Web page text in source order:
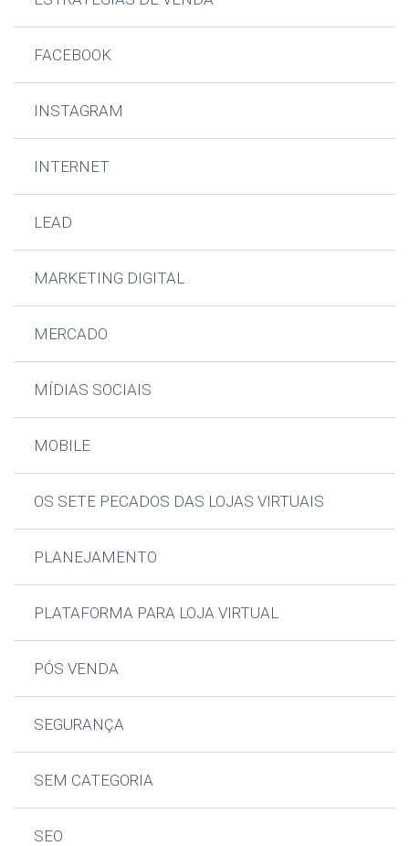
FACEBOOK
INSTAGRAM
INTERNET
LEAD
MARKETING DIGITAL
MERCADO
MÍDIAS SOCIAIS
MOBILE
OS SETE PECADOS DAS LOJAS VIRTUAIS
PLANEJAMENTO
PLATAFORMA PARA LOJA VIRTUAL
PÓS VENDA
SEGURANÇA
SEM CATEGORIA
SEO